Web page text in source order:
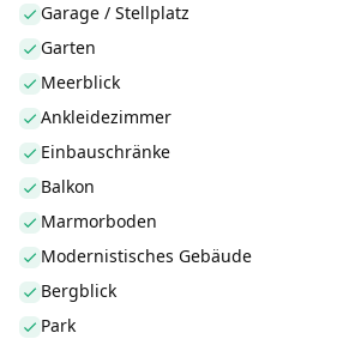
Garage / Stellplatz
Garten
Meerblick
Ankleidezimmer
Einbauschränke
Balkon
Marmorboden
Modernistisches Gebäude
Bergblick
Park